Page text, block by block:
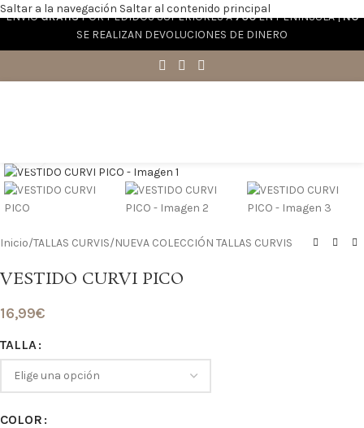
Saltar a la navegación Saltar al contenido principal
ENVÍOGRATISPOR PEDIDOS SUPERIORES A70€EN PENÍNSULA |NO
SE REALIZAN DEVOLUCIONES DE DINERO
Inicio/TALLAS CURVIS/NUEVA COLECCIÓN TALLAS CURVIS
VESTIDO CURVI PICO
16,99€
TALLA
COLOR